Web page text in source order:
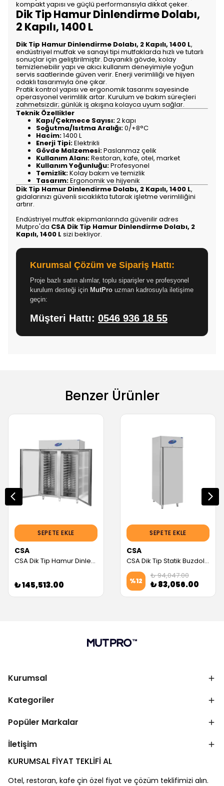
kompakt yapısı ve güçlü performansıyla dikkat çeker.
Dik Tip Hamur Dinlendirme Dolabı,
2 Kapılı, 1400 L
Dik Tip Hamur Dinlendirme Dolabı, 2 Kapılı, 1400 L,
endüstriyel mutfak ve sanayi tipi mutfaklarda hızlı ve tutarlı
sonuçlar için geliştirilmiştir. Dayanıklı gövde, kolay
temizlenebilir yapı ve akıcı kullanım deneyimiyle yoğun
servis saatlerinde güven verir. Enerji verimliliği ve hijyen
odaklı tasarımıyla öne çıkar.
Pratik kontrol yapısı ve ergonomik tasarımı sayesinde
operasyonel verimlilik artar. Kurulum ve bakım süreçleri
zahmetsizdir; günlük iş akışına kolayca uyum sağlar.
Teknik Özellikler
Kapı/Çekmece Sayısı:2 kapı
Soğutma/Isıtma Aralığı:0/+8°C
Hacim:1400 L
Enerji Tipi:Elektrikli
Gövde Malzemesi:Paslanmaz çelik
Kullanım Alanı:Restoran, kafe, otel, market
Kullanım Yoğunluğu:Profesyonel
Temizlik:Kolay bakım ve temizlik
Tasarım:Ergonomik ve hijyenik
Dik Tip Hamur Dinlendirme Dolabı, 2 Kapılı, 1400 L,
gıdalarınızı güvenli sıcaklıkta tutarak işletme verimliliğini
artırır.
Endüstriyel mutfak ekipmanlarında güvenilir adres
Mutpro'da CSA Dik Tip Hamur Dinlendirme Dolabı, 2
Kapılı, 1400 L sizi bekliyor.
Kurumsal Çözüm ve Sipariş Hattı:
Proje bazlı satın alımlar, toplu siparişler ve profesyonel
kurulum desteği için MutPro uzman kadrosuyla iletişime
geçin:
Müşteri Hattı: 0546 936 18 55
Benzer Ürünler
SEPETE EKLE
CSA
CSA Dik Tip Hamur Dinlendirme Dolabı, 2 Kapılı, 1400 L (Servis Garantili)
₺ 145,513.00
SEPETE EKLE
CSA
CSA Dik Tip Statik Buzdolabı, 304 Kalite (CS.DBNK.700.ST) (Servis Garantili)
%12
₺ 94,047.00
₺ 83,056.00
Kurumsal
Kategoriler
Popüler Markalar
İletişim
KURUMSAL FİYAT TEKLİFİ AL
Otel, restoran, kafe çin özel fiyat ve çözüm teklifimizi alın.